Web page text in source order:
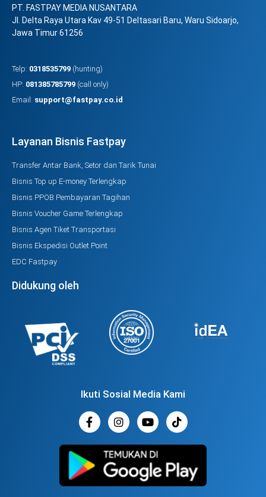
PT. FASTPAY MEDIA NUSANTARA
Jl. Delta Raya Utara Kav 49-51 Deltasari Baru, Waru Sidoarjo,
Jawa Timur 61256
Telp: 0318535799 (hunting)
HP: 081385785799 (call only)
Email: support@fastpay.co.id
Layanan Bisnis Fastpay
Transfer Antar Bank, Setor dan Tarik Tunai
Bisnis Top up E-money Terlengkap
Bisnis PPOB Pembayaran Tagihan
Bisnis Voucher Game Terlengkap
Bisnis Agen Tiket Transportasi
Bisnis Ekspedisi Outlet Point
EDC Fastpay
Didukung oleh
Ikuti Sosial Media Kami